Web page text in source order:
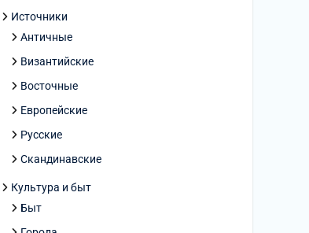
Источники
Античные
Византийские
Восточные
Европейские
Русские
Скандинавские
Культура и быт
Быт